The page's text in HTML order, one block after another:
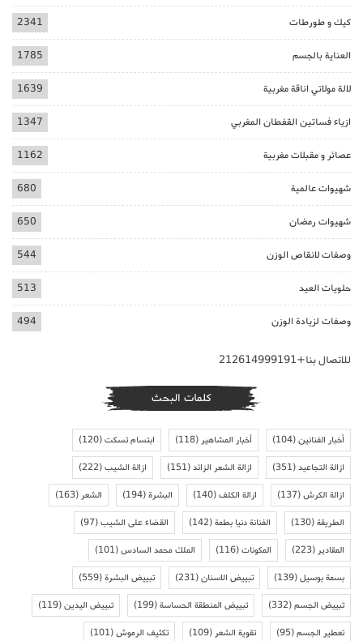
كيك و طورطات 2341
العناية بالجسم 1785
لالة مولاتي اناقة مغربية 1639
ازياء فساتين القفطان المغربي 1347
عصائر و مقبلات مغربية 1162
شهيوات عالمية 680
شهيوات رمضان 650
وصفات لانقاص الوزن 544
حلويات العيد 513
وصفات لزيادة الوزن 494
للاتصال بنا+212614999191
كلمات البحث
أخبار الفنانين(104) أخبار المشاهير(118) ابتسام تسكت(120)
ازالة التجاعيد(351) ازالة الشعر الزائد(151) ازالة الشيب(222)
ازالة الكرش(137) ازالة الكلف(140) البشرة(194) الشعر(163)
الطريقة(130) الفنانة دنيا بطمة(142) القضاء على الشيب(97)
المقادير(223) المكونات(116) الملك محمد السادس(101)
بسمة بوسيل(139) تبييض الاسنان(231) تبييض البشرة(559)
تبييض الجسم(332) تبييض المنطقة الحساسة(199) تبييض اليدين(119)
تعطير الجسم(95) تقوية الشعر(109) تكثيف الرموش(101)